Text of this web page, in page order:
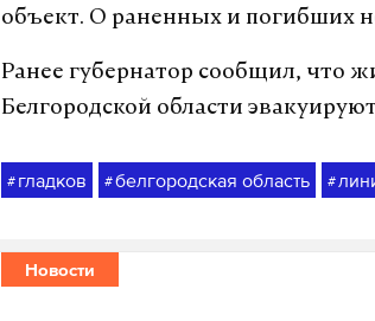
объект. О раненных и погибших
Ранее губернатор сообщил, что
Белгородской области
# гладков #белгородская область #
Новости